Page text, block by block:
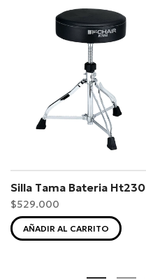
Silla Tama Bateria Ht230
$529.000
AÑADIR AL CARRITO